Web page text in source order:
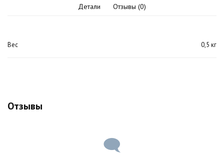
Детали Отзывы (0)
Вес 0,5 кг
Отзывы